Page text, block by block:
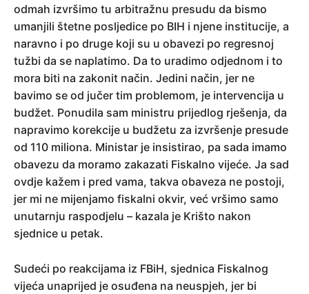
odmah izvršimo tu arbitražnu presudu da bismo
umanjili štetne posljedice po BIH i njene institucije, a
naravno i po druge koji su u obavezi po regresnoj
tužbi da se naplatimo. Da to uradimo odjednom i to
mora biti na zakonit način. Jedini način, jer ne
bavimo se od jučer tim problemom, je intervencija u
budžet. Ponudila sam ministru prijedlog rješenja, da
napravimo korekcije u budžetu za izvršenje presude
od 110 miliona. Ministar je insistirao, pa sada imamo
obavezu da moramo zakazati Fiskalno vijeće. Ja sad
ovdje kažem i pred vama, takva obaveza ne postoji,
jer mi ne mijenjamo fiskalni okvir, već vršimo samo
unutarnju raspodjelu – kazala je Krišto nakon
sjednice u petak.
Sudeći po reakcijama iz FBiH, sjednica Fiskalnog
vijeća unaprijed je osuđena na neuspjeh, jer bi